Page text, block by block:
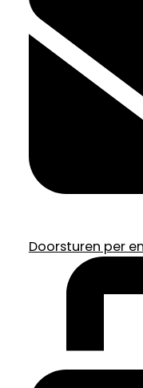
Doorsturen per